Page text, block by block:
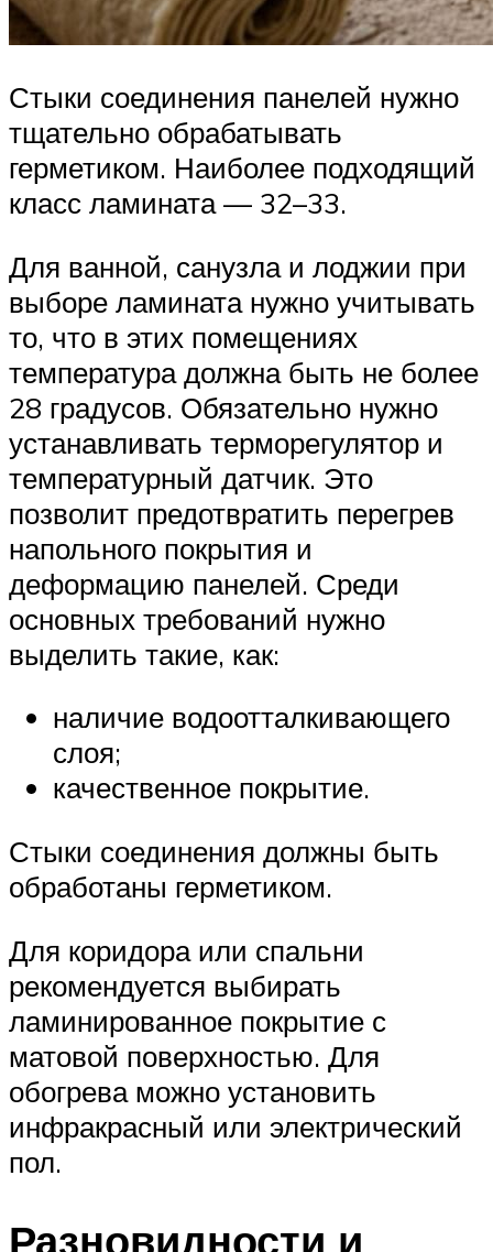
Стыки соединения панелей нужно
тщательно обрабатывать
герметиком. Наиболее подходящий
класс ламината — 32–33.
Для ванной, санузла и лоджии при
выборе ламината нужно учитывать
то, что в этих помещениях
температура должна быть не более
28 градусов. Обязательно нужно
устанавливать терморегулятор и
температурный датчик. Это
позволит предотвратить перегрев
напольного покрытия и
деформацию панелей. Среди
основных требований нужно
выделить такие, как:
наличие водоотталкивающего
слоя;
качественное покрытие.
Стыки соединения должны быть
обработаны герметиком.
Для коридора или спальни
рекомендуется выбирать
ламинированное покрытие с
матовой поверхностью. Для
обогрева можно установить
инфракрасный или электрический
пол.
Разновидности и